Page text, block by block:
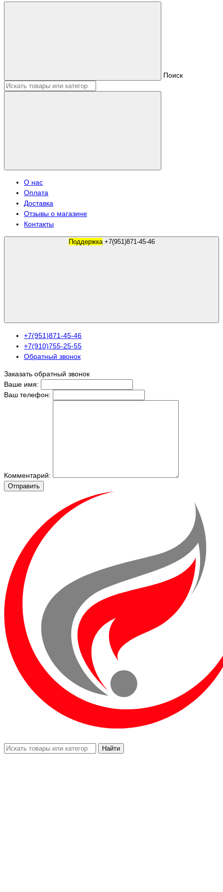
Поиск
О нас
Оплата
Доставка
Отзывы о магазине
Контакты
Поддержка +7(951)871-45-46
+7(951)871-45-46
+7(910)755-25-55
Обратный звонок
Заказать обратный звонок
Ваше имя:
Ваш телефон:
Комментарий:
Отправить
Найти